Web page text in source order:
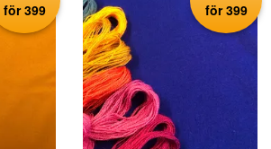
för 399
för 399